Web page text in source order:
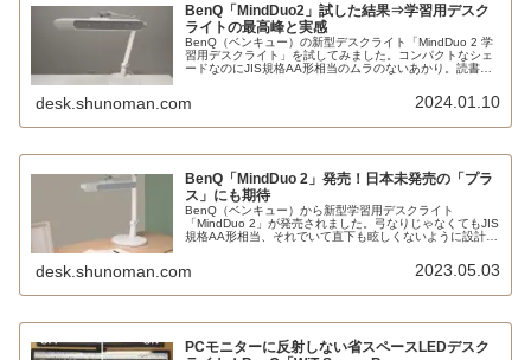
BenQ「MindDuo2」試した結果⇒学習用デスク
ライトの最高峰と実感
BenQ（ベンキュー）の新型デスクライト「MindDuo 2 学
習用デスクライト」を試してみました。コンパクトなシェ
ードなのにJIS規格AA形相当のムラのないあかり。読書モ
desk.shunoman.com 2024.01.10
BenQ「MindDuo 2」発売！日本未発売の「プラ
ス」にも期待
BenQ（ベンキュー）から新型学習用デスクライト
「MindDuo 2」が発売されました。弓なりじゃなくてもJIS
規格AA形相当、それでいて直下も眩しくないように設計さ
力的です。座り姿勢検知リマインダー機能搭載の日本未発
売「MindDuo 2 Plus」にも期待！
desk.shunoman.com 2023.05.03
PCモニターに反射しない省スペースLEDデスク